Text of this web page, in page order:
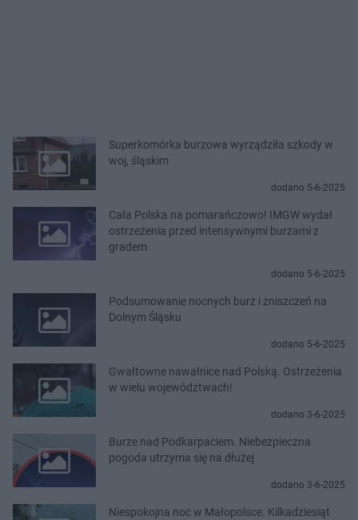
Superkomórka burzowa wyrządziła szkody w
woj, śląskim
dodano 5-6-2025
Cała Polska na pomarańczowo! IMGW wydał
ostrzeżenia przed intensywnymi burzami z
gradem
dodano 5-6-2025
Podsumowanie nocnych burz i zniszczeń na
Dolnym Śląsku
dodano 5-6-2025
Gwałtowne nawałnice nad Polską. Ostrzeżenia
w wielu województwach!
dodano 3-6-2025
Burze nad Podkarpaciem. Niebezpieczna
pogoda utrzyma się na dłużej
dodano 3-6-2025
Niespokojna noc w Małopolsce. Kilkadziesiąt